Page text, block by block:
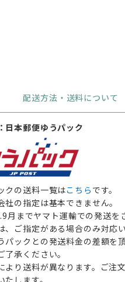
配送方法・送料について
日本郵便ゆうパック
クの送料一覧はこちら です。
の指定は基本できません。
月までヤマト運輸での発送を
、ご指定がある場合のみ対応
パックとの発送料金の差額を
了承ください。
より送料が異なります。ご注
たします。